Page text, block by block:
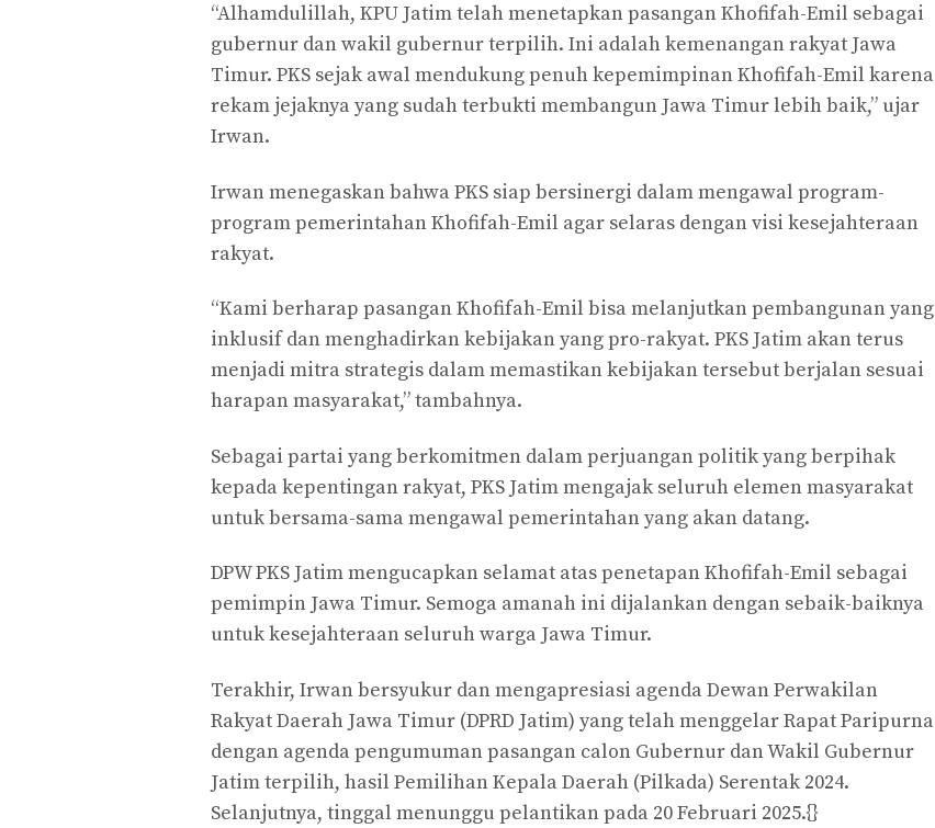
“Alhamdulillah, KPU Jatim telah menetapkan pasangan Khofifah-Emil sebagai
gubernur dan wakil gubernur terpilih. Ini adalah kemenangan rakyat Jawa
Timur. PKS sejak awal mendukung penuh kepemimpinan Khofifah-Emil karena
rekam jejaknya yang sudah terbukti membangun Jawa Timur lebih baik,” ujar
Irwan.
Irwan menegaskan bahwa PKS siap bersinergi dalam mengawal program-
program pemerintahan Khofifah-Emil agar selaras dengan visi kesejahteraan
rakyat.
“Kami berharap pasangan Khofifah-Emil bisa melanjutkan pembangunan yang
inklusif dan menghadirkan kebijakan yang pro-rakyat. PKS Jatim akan terus
menjadi mitra strategis dalam memastikan kebijakan tersebut berjalan sesuai
harapan masyarakat,” tambahnya.
Sebagai partai yang berkomitmen dalam perjuangan politik yang berpihak
kepada kepentingan rakyat, PKS Jatim mengajak seluruh elemen masyarakat
untuk bersama-sama mengawal pemerintahan yang akan datang.
DPW PKS Jatim mengucapkan selamat atas penetapan Khofifah-Emil sebagai
pemimpin Jawa Timur. Semoga amanah ini dijalankan dengan sebaik-baiknya
untuk kesejahteraan seluruh warga Jawa Timur.
Terakhir, Irwan bersyukur dan mengapresiasi agenda Dewan Perwakilan
Rakyat Daerah Jawa Timur (DPRD Jatim) yang telah menggelar Rapat Paripurna
dengan agenda pengumuman pasangan calon Gubernur dan Wakil Gubernur
Jatim terpilih, hasil Pemilihan Kepala Daerah (Pilkada) Serentak 2024.
Selanjutnya, tinggal menunggu pelantikan pada 20 Februari 2025.{}